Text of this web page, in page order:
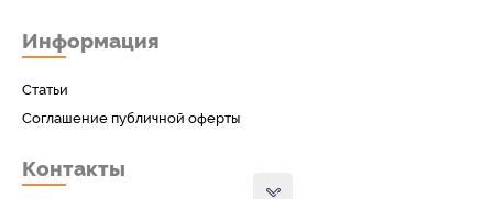
Информация
Статьи
Соглашение публичной оферты
Контакты